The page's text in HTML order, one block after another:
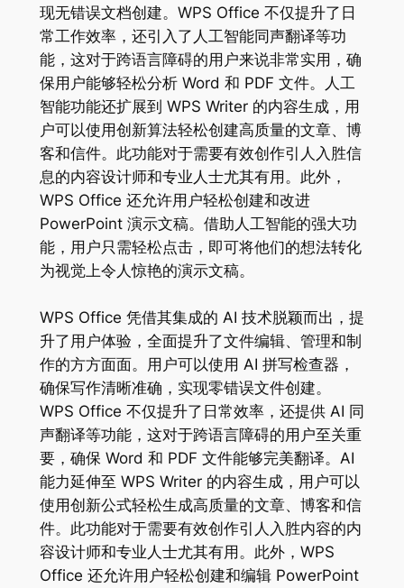
现无错误文档创建。WPS Office 不仅提升了日
常工作效率，还引入了人工智能同声翻译等功
能，这对于跨语言障碍的用户来说非常实用，确
保用户能够轻松分析 Word 和 PDF 文件。人工
智能功能还扩展到 WPS Writer 的内容生成，用
户可以使用创新算法轻松创建高质量的文章、博
客和信件。此功能对于需要有效创作引人入胜信
息的内容设计师和专业人士尤其有用。此外，
WPS Office 还允许用户轻松创建和改进
PowerPoint 演示文稿。借助人工智能的强大功
能，用户只需轻松点击，即可将他们的想法转化
为视觉上令人惊艳的演示文稿。
WPS Office 凭借其集成的 AI 技术脱颖而出，提
升了用户体验，全面提升了文件编辑、管理和制
作的方方面面。用户可以使用 AI 拼写检查器，
确保写作清晰准确，实现零错误文件创建。
WPS Office 不仅提升了日常效率，还提供 AI 同
声翻译等功能，这对于跨语言障碍的用户至关重
要，确保 Word 和 PDF 文件能够完美翻译。AI
能力延伸至 WPS Writer 的内容生成，用户可以
使用创新公式轻松生成高质量的文章、博客和信
件。此功能对于需要有效创作引人入胜内容的内
容设计师和专业人士尤其有用。此外，WPS
Office 还允许用户轻松创建和编辑 PowerPoint